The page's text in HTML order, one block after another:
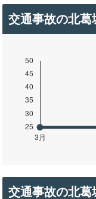
交通事故の北葛
交通事故の北葛